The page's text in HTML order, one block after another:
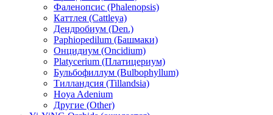
Фаленопсис (Phalenopsis)
Каттлея (Cattleya)
Дендробиум (Den.)
Paphiopedilum (Башмаки)
Онцидиум (Oncidium)
Platycerium (Платицериум)
Бульбофиллум (Bulbophyllum)
Тилландсия (Tillandsia)
Hoya Adenium
Другие (Other)